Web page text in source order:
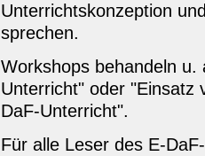
Unterrichtskonzeption
sprechen.
Workshops behandeln
Unterricht" oder "Einsatz
DaF-Unterricht".
Für alle Leser des E-